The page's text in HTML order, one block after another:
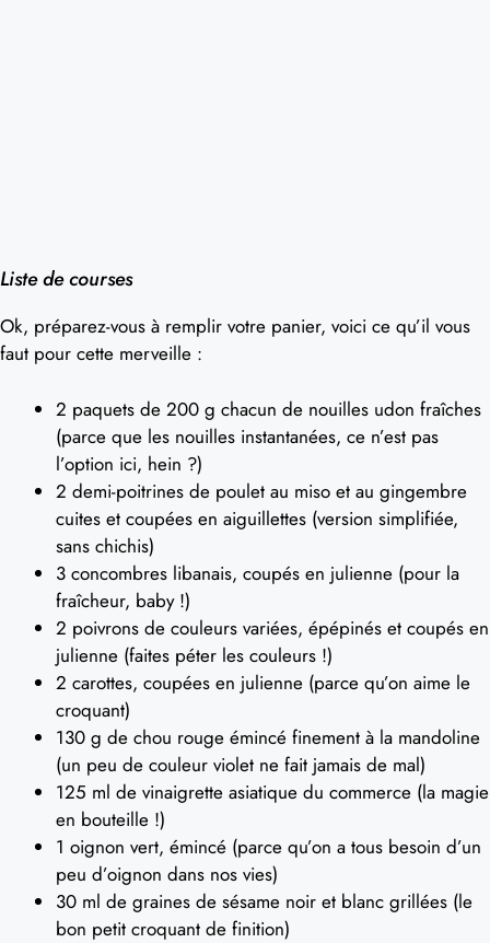
Liste de courses
Ok, préparez-vous à remplir votre panier, voici ce qu’il vous
faut pour cette merveille :
2 paquets de 200 g chacun de nouilles udon fraîches
(parce que les nouilles instantanées, ce n’est pas
l’option ici, hein ?)
2 demi-poitrines de poulet au miso et au gingembre
cuites et coupées en aiguillettes (version simplifiée,
sans chichis)
3 concombres libanais, coupés en julienne (pour la
fraîcheur, baby !)
2 poivrons de couleurs variées, épépinés et coupés en
julienne (faites péter les couleurs !)
2 carottes, coupées en julienne (parce qu’on aime le
croquant)
130 g de chou rouge émincé finement à la mandoline
(un peu de couleur violet ne fait jamais de mal)
125 ml de vinaigrette asiatique du commerce (la magie
en bouteille !)
1 oignon vert, émincé (parce qu’on a tous besoin d’un
peu d’oignon dans nos vies)
30 ml de graines de sésame noir et blanc grillées (le
bon petit croquant de finition)